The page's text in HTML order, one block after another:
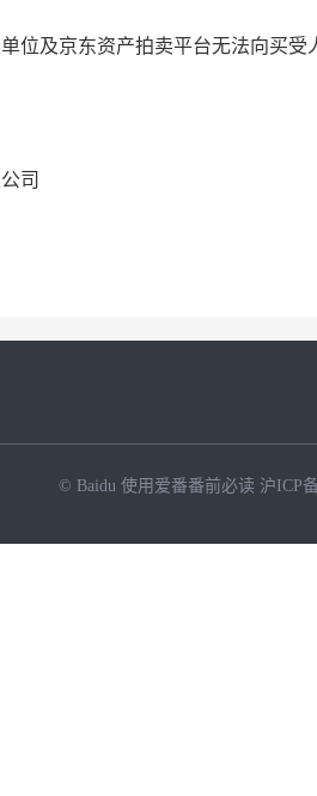
位及京东资产拍卖平台无法向买
司
© Baidu 使用爱番番前必读 沪ICP